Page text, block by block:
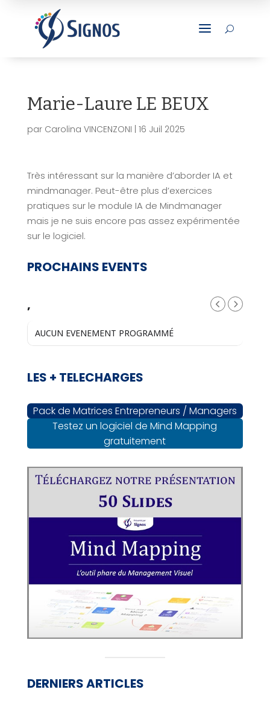
a U
Marie-Laure LE BEUX
par Carolina VINCENZONI 16 Juil 2025
Très intéressant sur la manière d’aborder IA et
mindmanager. Peut-être plus d’exercices
pratiques sur le module IA de Mindmanager
mais je ne suis encore pas assez expérimentée
sur le logiciel.
PROCHAINS EVENTS
,
AUCUN EVENEMENT PROGRAMMÉ
LES + TELECHARGES
Pack de Matrices Entrepreneurs / Managers
Testez un logiciel de Mind Mapping
gratuitement
DERNIERS ARTICLES